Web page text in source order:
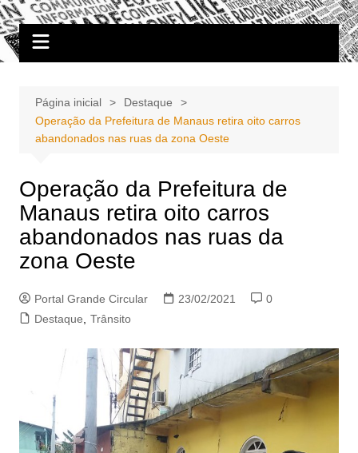
Ir
paraPortal Grande Circular
A zona Leste se encontra aqui!
Página inicial
Destaque
Operação da Prefeitura de Manaus retira oito carros
abandonados nas ruas da zona Oeste
Operação da Prefeitura de
Manaus retira oito carros
abandonados nas ruas da
zona Oeste
Portal Grande Circular 23/02/2021
0
Destaque
Trânsito